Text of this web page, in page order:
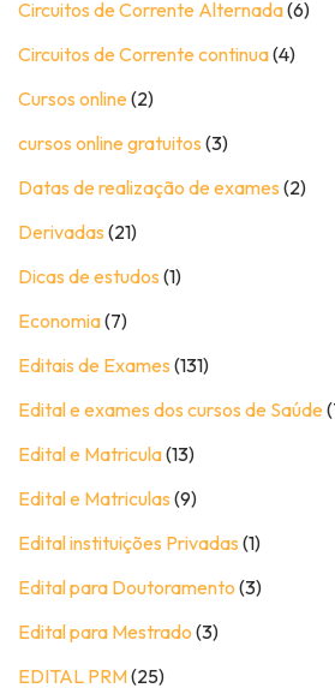
Circuitos de Corrente Alternada(6)
Circuitos de Corrente continua(4)
Cursos online (2)
cursos online gratuitos (3)
Datas de realização de exames (2)
Derivadas (21)
Dicas de estudos (1)
Economia(7)
Editais de Exames (131)
Edital e exames dos cursos de Saúde
Edital e Matricula(13)
Edital e Matriculas (9)
Edital instituições Privadas (1)
Edital para Doutoramento (3)
Edital para Mestrado (3)
EDITAL PRM(25)